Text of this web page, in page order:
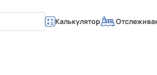
Калькулятор